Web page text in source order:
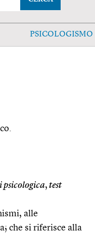
PSICOLOGISMO
psicologica, test
alle
che si riferisce alla